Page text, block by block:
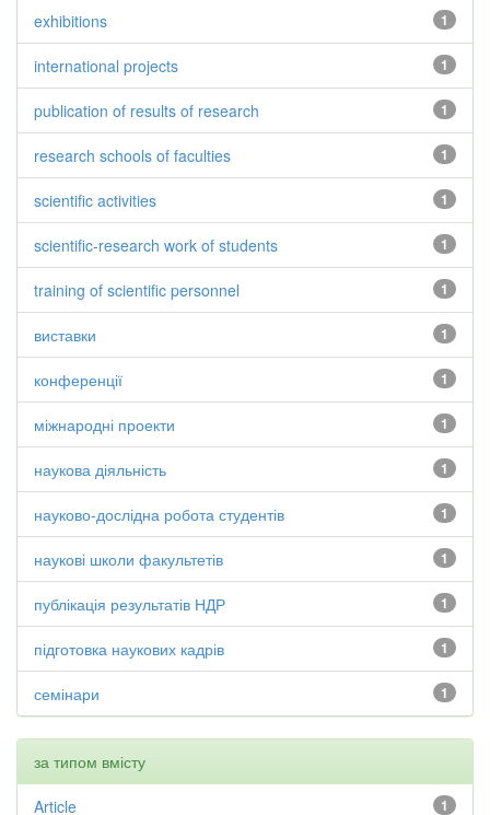
1
exhibitions
1
international projects
1
publication of results of research
1
research schools of faculties
1
scientific activities
1
scientific-research work of students
1
training of scientific personnel
1
виставки
1
конференції
1
міжнародні проекти
1
наукова діяльність
1
науково-дослідна робота студентів
1
наукові школи факультетів
1
публікація результатів НДР
1
підготовка наукових кадрів
1
семінари
за типом вмісту
1
Article